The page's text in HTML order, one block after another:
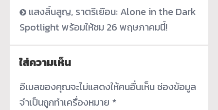
แสงสิ้นสูญ, ราตรีเยือน: Alone in the Dark
Spotlight พร้อมให้ชม 26 พฤษภาคมนี้!
ใส่ความเห็น
อีเมลของคุณจะไม่แสดงให้คนอื่นเห็น ช่องข้อมูล
จำเป็นถูกทำเครื่องหมาย *